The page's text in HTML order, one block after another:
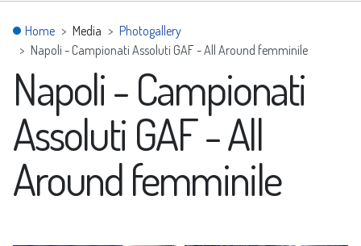
Home Media
Photogallery
Napoli - Campionati Assoluti GAF - All Around femminile
Napoli - Campionati
Assoluti GAF - All
Around femminile